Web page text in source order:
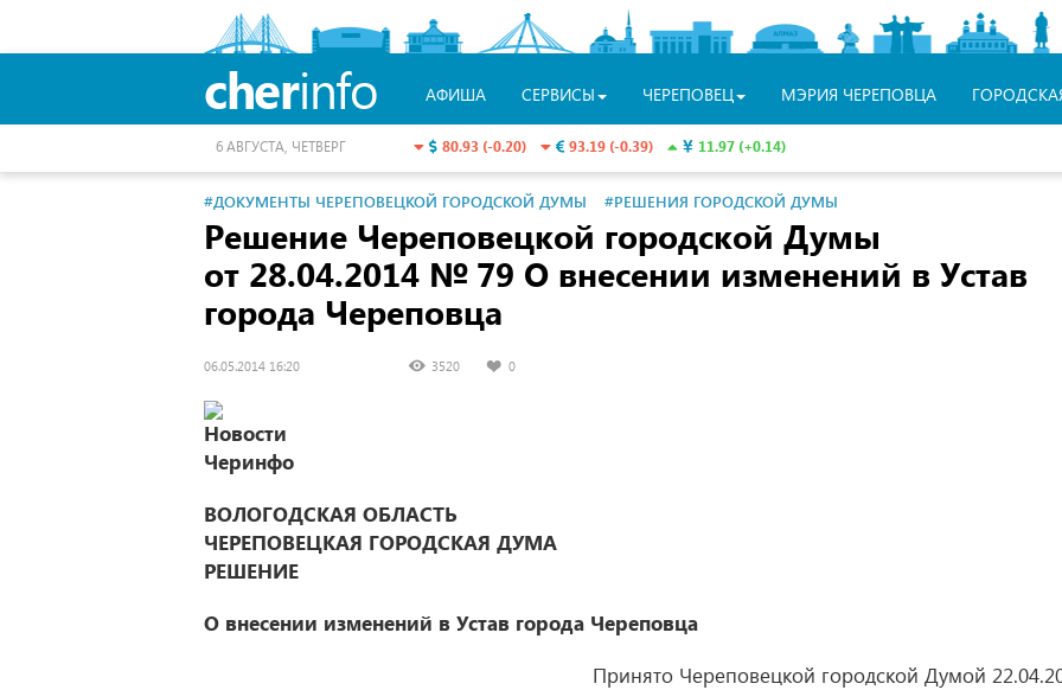
cherinfo АФИША СЕРВИСЫ ЧЕРЕПОВЕЦ МЭРИЯ ЧЕРЕПОВЦА
80.93 (-0.20) 93.19 (-0.39) 11.97 (+0.14)
6 АВГУСТА, ЧЕТВЕРГ
#ДОКУМЕНТЫ ЧЕРЕПОВЕЦКОЙ ГОРОДСКОЙ ДУМЫ #РЕШЕНИЯ ГОРОДСКОЙ ДУМЫ
Решение Череповецкой городской Думы
от 28.04.2014 № 79 О внесении изменений в Устав
города Череповца
06.05.2014 16:20 3520 0
ВОЛОГОДСКАЯ ОБЛАСТЬ
ЧЕРЕПОВЕЦКАЯ ГОРОДСКАЯ ДУМА
РЕШЕНИЕ
О внесении изменений в Устав города Череповца
Принято Череповецкой городской Думой